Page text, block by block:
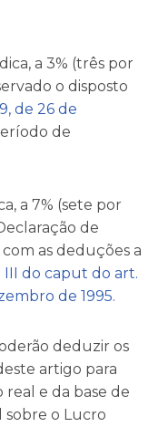
a 3% (três por
o disposto
de 26 de
de
a 7% (sete por
de
as deduções a
III do caput do art.
de 1995.
deduzir os
artigo para
e da base de
sobre o Lucro